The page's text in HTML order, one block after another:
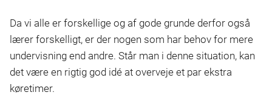
Da vi alle er forskellige og af gode grunde derfor også
lærer forskelligt, er der nogen som har behov for mere
undervisning end andre. Står man i denne situation, kan
det være en rigtig god idé at overveje et par ekstra
køretimer.